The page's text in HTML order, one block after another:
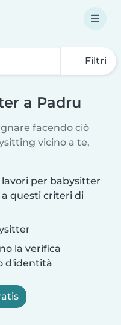
Filtri
a Padru
facendo ciò
vicino a te,
per babysitter
questi criteri di
la verifica
d'identità